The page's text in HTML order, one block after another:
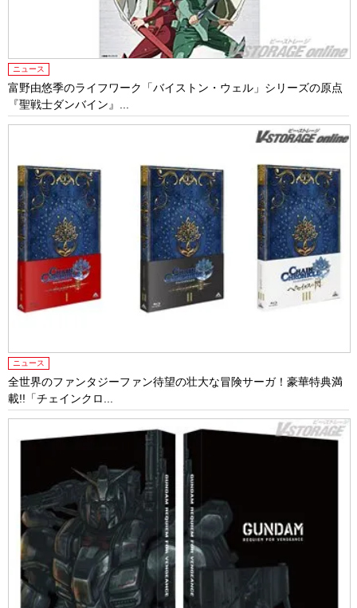
ニュース
富野由悠季のライフワーク「バイストン・ウェル」シリーズの原点
『聖戦士ダンバイン』...
ニュース
全世界のファンタジーファン待望の壮大な冒険サーガ！豪華特典満
載!!「チェインクロ...